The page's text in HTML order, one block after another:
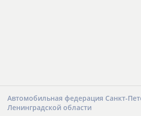
Автомобильная федерация Санкт-
Ленинградской области